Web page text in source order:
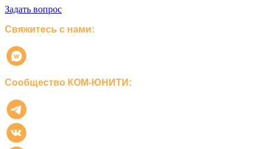
Задать вопрос
Свяжитесь с нами:
Сообщество КОМ-ЮНИТИ: